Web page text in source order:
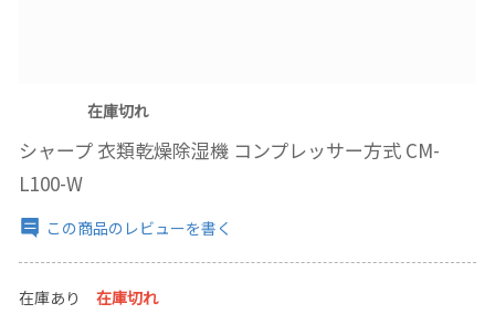
在庫切れ
シャープ 衣類乾燥除湿機 コンプレッサー方式 CM-
L100-W
この商品のレビューを書く
在庫あり 在庫切れ